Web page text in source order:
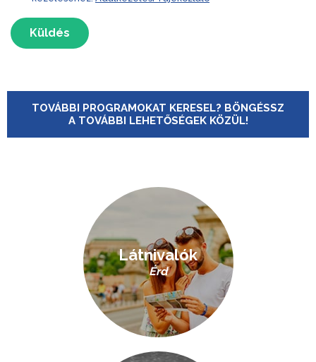
Küldés
TOVÁBBI PROGRAMOKAT KERESEL? BÖNGÉSSZ
A TOVÁBBI LEHETŐSÉGEK KÖZÜL!
Látnivalók
Érd